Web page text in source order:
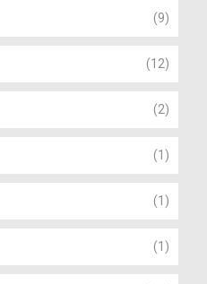
(9)
(12)
(2)
(1)
(1)
(1)